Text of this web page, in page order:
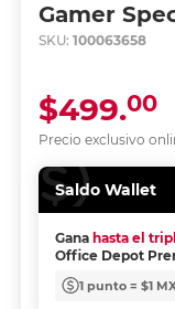
Gamer
SKU: 100063658
Precio exclusivo
$499.00
Saldo Wallet
Gana hasta el
Office Depot
1 punto = $1